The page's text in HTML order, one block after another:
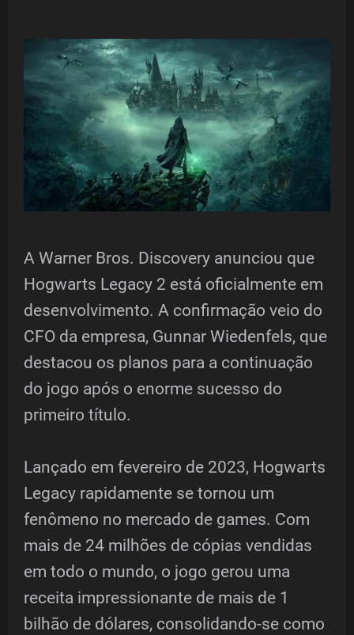
A Warner Bros. Discovery anunciou que
Hogwarts Legacy 2 está oficialmente em
desenvolvimento. A confirmação veio do
CFO da empresa, Gunnar Wiedenfels, que
destacou os planos para a continuação
do jogo após o enorme sucesso do
primeiro título.
Lançado em fevereiro de 2023, Hogwarts
Legacy rapidamente se tornou um
fenômeno no mercado de games. Com
mais de 24 milhões de cópias vendidas
em todo o mundo, o jogo gerou uma
receita impressionante de mais de 1
bilhão de dólares, consolidando-se como